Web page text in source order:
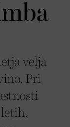
velja
Pri